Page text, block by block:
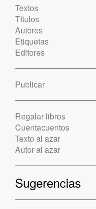
Textos
Títulos
Autores
Etiquetas
Editores
Publicar
Regalar libros
Cuentacuentos
Texto al azar
Autor al azar
Sugerencias